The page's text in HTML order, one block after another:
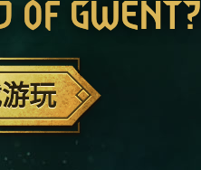
OF GWENT?
玩